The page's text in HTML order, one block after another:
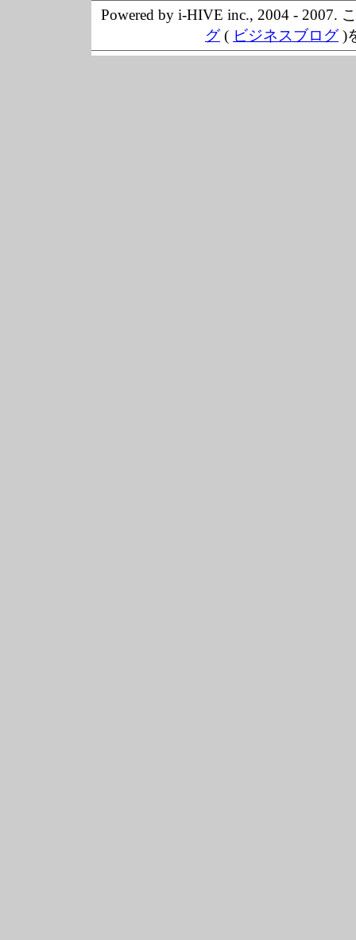
Powered by i-HIVE inc., 2004 - 2007.
グ( ビジネスブログ)